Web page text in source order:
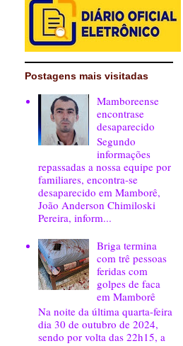
Postagens mais visitadas
Mamboreense
encontrase
desaparecido
Segundo
informações
repassadas a nossa equipe por
familiares, encontra-se
desaparecido em Mamborê,
João Anderson Chimiloski
Pereira, inform...
Briga termina
com trê pessoas
feridas com
golpes de faca
em Mamborê
Na noite da última quarta-feira
dia 30 de outubro de 2024,
sendo por volta das 22h15, a